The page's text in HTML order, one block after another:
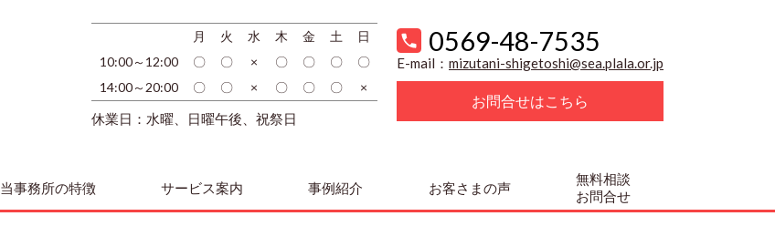
月 火 水 木 金 土
日
10:00～12:00
〇 〇 × 〇 〇 〇
〇
14:00～20:00
〇 〇 × 〇 〇 〇 ×
休業日：水曜、日曜午後、祝祭日
0569-48-7535
E-mail： mizutani-shigetoshi@sea.plala.or.jp
お問合せはこちら
当事務所の特徴 サービス案内 事例紹介 お客さまの声
無料相談
お問合せ